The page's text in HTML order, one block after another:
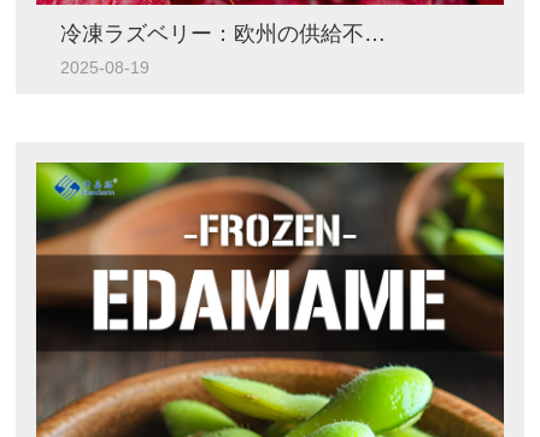
冷凍ラズベリー：欧州の供給不足に対する中国の答え
2025-08-19